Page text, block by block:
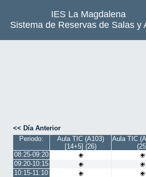
IES La Magdalena
Sistema de Reservas de Salas y
<< Día Anterior
Periodo:
Aula TIC (A103)
[14+5] (26)
Aula TIC
08:25-09:20
09:20-10:15
10:15-11:10